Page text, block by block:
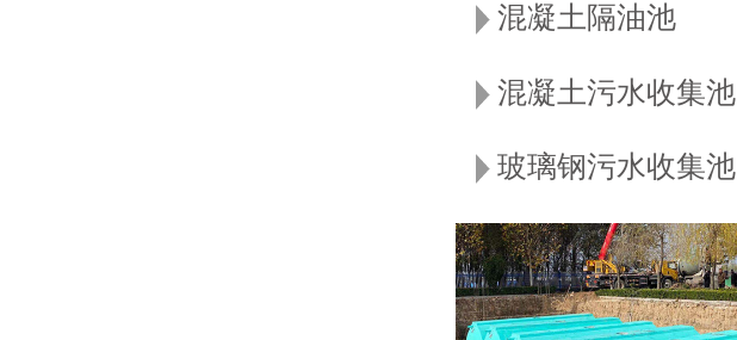
混凝土隔油池
混凝土污水收集池
玻璃钢污水收集池